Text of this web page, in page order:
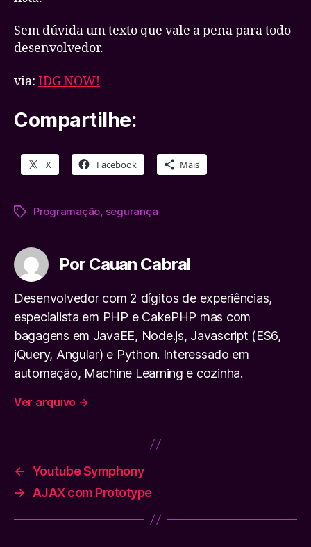
Sem dúvida um texto que vale a pena para todo
desenvolvedor.
via: IDG NOW!
Compartilhe:
X Facebook Mais
TagsProgramação, segurança
Por Cauan Cabral
Desenvolvedor com 2 dígitos de experiências,
especialista em PHP e CakePHP mas com
bagagens em JavaEE, Node.js, Javascript (ES6,
jQuery, Angular) e Python. Interessado em
automação, Machine Learning e cozinha.
Ver arquivo →
← Youtube Symphony
→
AJAX com Prototype